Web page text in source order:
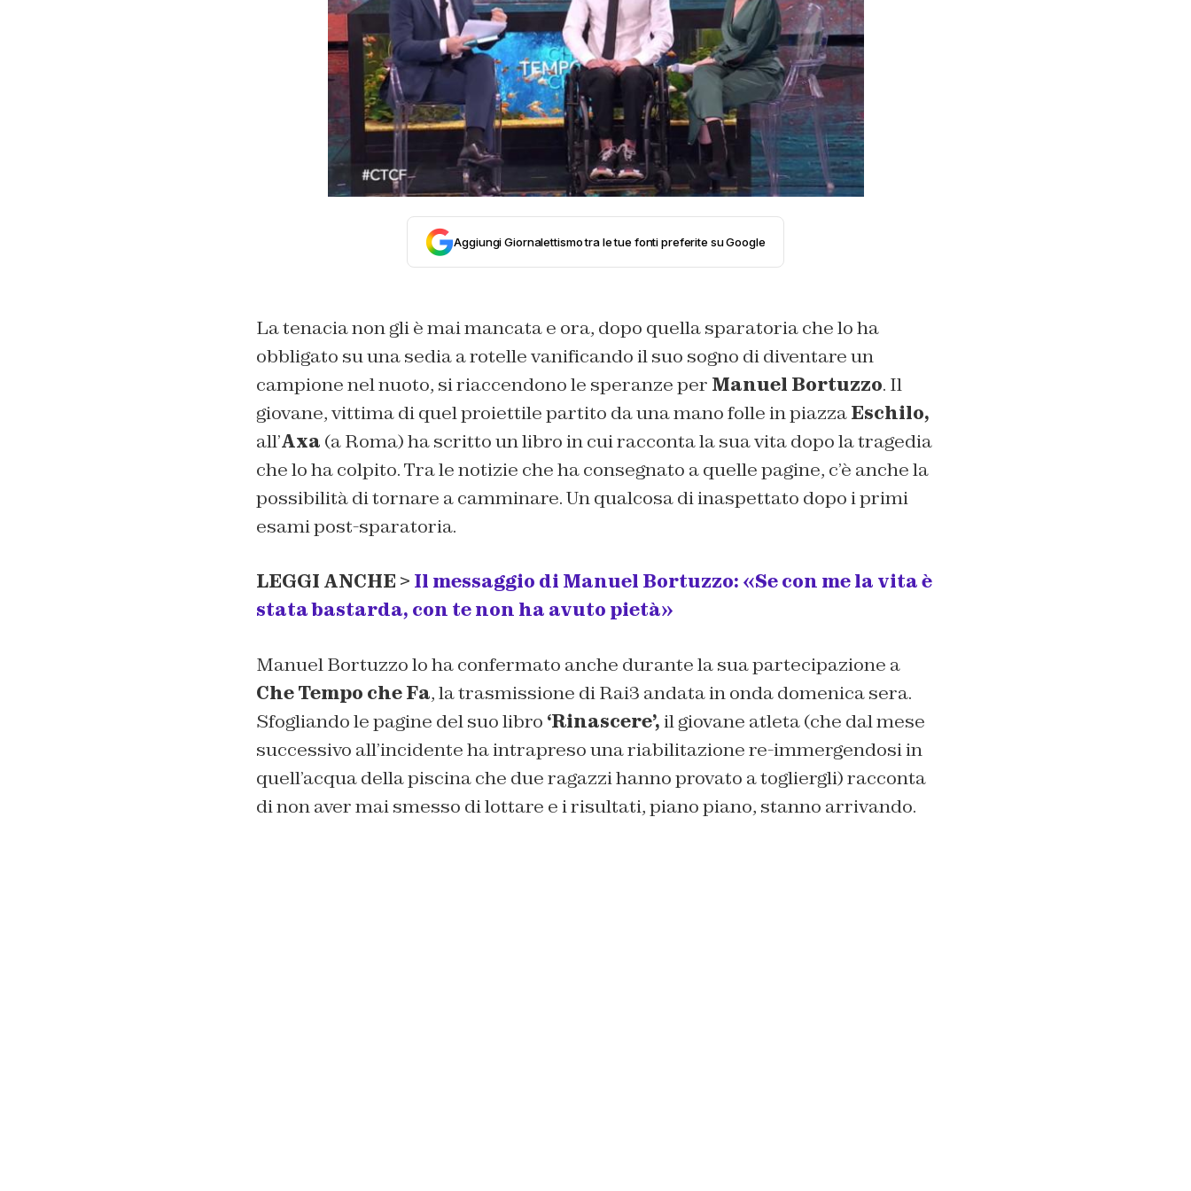
Aggiungi Giornalettismo tra le tue fonti preferite su Google
La tenacia non gli è mai mancata e ora, dopo quella sparatoria che lo ha
obbligato su una sedia a rotelle vanificando il suo sogno di diventare un
campione nel nuoto, si riaccendono le speranze per Manuel Bortuzzo. Il
giovane, vittima di quel proiettile partito da una mano folle in piazzaEschilo,
all’Axa (a Roma) ha scritto un libro in cui racconta la sua vita dopo la tragedia
che lo ha colpito. Tra le notizie che ha consegnato a quelle pagine, c’è anche la
possibilità di tornare a camminare. Un qualcosa di inaspettato dopo i primi
esami post-sparatoria.
LEGGI ANCHE > Il messaggio di Manuel Bortuzzo: «Se con me la vita è
stata bastarda, con te non ha avuto pietà»
Manuel Bortuzzo lo ha confermato anche durante la sua partecipazione a
Che Tempo che Fa, la trasmissione di Rai3 andata in onda domenica sera.
Sfogliando le pagine del suo libro ‘Rinascere’,il giovane atleta (che dal mese
successivo all’incidente ha intrapreso una riabilitazione re-immergendosi in
quell’acqua della piscina che due ragazzi hanno provato a togliergli) racconta
di non aver mai smesso di lottare e i risultati, piano piano, stanno arrivando.